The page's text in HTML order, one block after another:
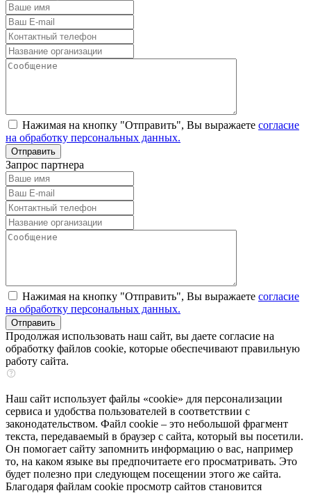
Нажимая на кнопку "Отправить", Вы выражаете согласие
на обработку персональных данных.
Запрос партнера
Нажимая на кнопку "Отправить", Вы выражаете согласие
на обработку персональных данных.
Продолжая использовать наш сайт, вы даете согласие на
обработку файлов cookie, которые обеспечивают правильную
работу сайта.
Наш сайт использует файлы «cookie» для персонализации
сервиса и удобства пользователей в соответствии с
законодательством. Файл cookie – это небольшой фрагмент
текста, передаваемый в браузер с сайта, который вы посетили.
Он помогает сайту запомнить информацию о вас, например
то, на каком языке вы предпочитаете его просматривать. Это
будет полезно при следующем посещении этого же сайта.
Благодаря файлам cookie просмотр сайтов становится